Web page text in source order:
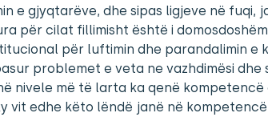
e gjyqtarëve, dhe sipas ligjeve në fuqi,
për cilat fillimisht është i domosdoshëm
për luftimin dhe parandalimin e
problemet e veta ne vazhdimësi dhe
nivele më të larta ka qenë kompetencë
vit edhe këto lëndë janë në